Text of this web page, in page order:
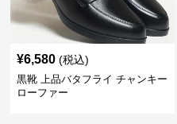
¥6,580 (税込)
黒靴 上品バタフライ チャンキー
ローファー